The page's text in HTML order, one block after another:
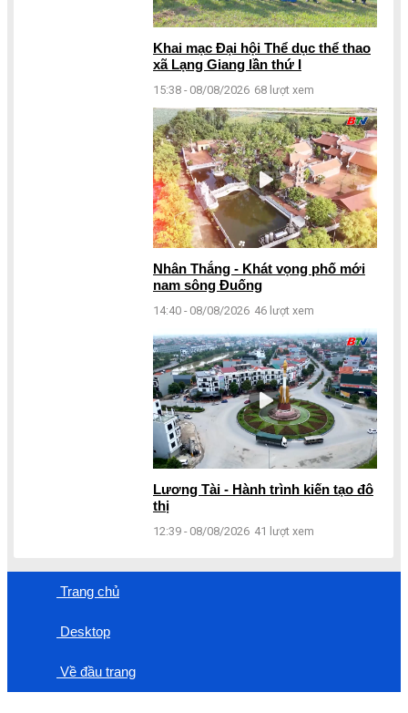
Khai mạc Đại hội Thể dục thể thao
xã Lạng Giang lần thứ I
15:38 - 08/08/2026 68 lượt xem
Nhân Thắng - Khát vọng phố mới
nam sông Đuống
14:40 - 08/08/2026 46 lượt xem
Lương Tài - Hành trình kiến tạo đô
thị
12:39 - 08/08/2026 41 lượt xem
Trang chủ
Desktop
Về đầu trang